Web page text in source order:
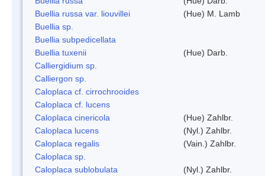
Buellia russa var. liouvillei
(Hue) M. Lamb
Buellia sp.
Buellia subpedicellata
Buellia tuxenii
(Hue) Darb.
Calliergidium sp.
Calliergon sp.
Caloplaca cf. cirrochrooides
Caloplaca cf. lucens
Caloplaca cinericola
(Hue) Zahlbr.
Caloplaca lucens
(Nyl.) Zahlbr.
Caloplaca regalis
(Vain.) Zahlbr.
Caloplaca sp.
Caloplaca sublobulata
(Nyl.) Zahlbr.